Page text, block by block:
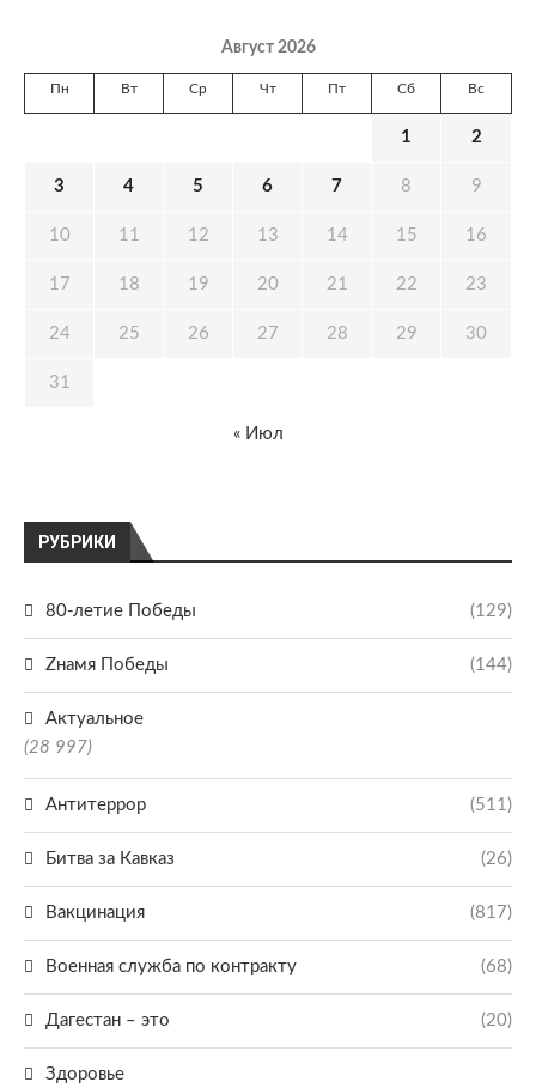
РУБРИКИ
80-летие Победы (129)
Zнамя Победы (144)
Актуальное
(28 997)
Антитеррор (511)
Битва за Кавказ (26)
Вакцинация (817)
Военная служба по контракту (68)
Дагестан – это (20)
Здоровье
Август 2026
Пн Вт Ср Чт Пт Сб Вс
1 2
3 4 5 6 7 8 9
10 11 12 13 14 15 16
17 18 19 20 21 22 23
24 25 26 27 28 29 30
31
« Июл